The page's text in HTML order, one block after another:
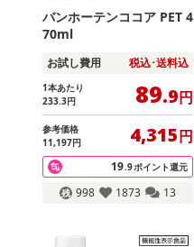
バンホーテンココア PET 4
70ml
お試し費用 税込･送料込
1本あたり
233.3円 89.9円
参考価格
11,197円 4,315円
19.9ポイント還元
998 1873 13